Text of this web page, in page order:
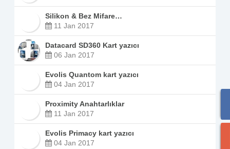
Silikon & Bez Mifare…
11 Jan 2017
Datacard SD360 Kart yazıcı
06 Jan 2017
Evolis Quantom kart yazıcı
04 Jan 2017
Proximity Anahtarlıklar
11 Jan 2017
Evolis Primacy kart yazıcı
04 Jan 2017